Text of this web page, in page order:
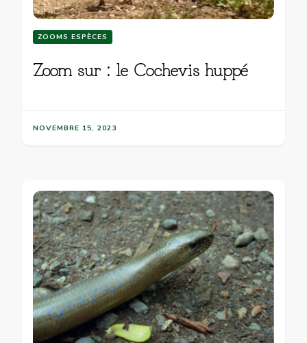
ZOOMS ESPÈCES
Zoom sur : le Cochevis huppé
NOVEMBRE 15, 2023